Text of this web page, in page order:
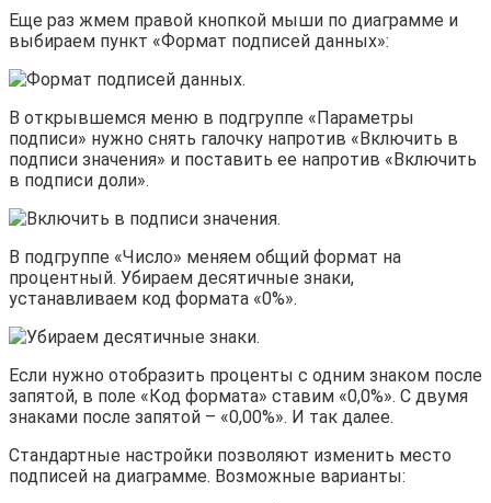
Еще раз жмем правой кнопкой мыши по диаграмме и
выбираем пункт «Формат подписей данных»:
В открывшемся меню в подгруппе «Параметры
подписи» нужно снять галочку напротив «Включить в
подписи значения» и поставить ее напротив «Включить
в подписи доли».
В подгруппе «Число» меняем общий формат на
процентный. Убираем десятичные знаки,
устанавливаем код формата «0%».
Если нужно отобразить проценты с одним знаком после
запятой, в поле «Код формата» ставим «0,0%». С двумя
знаками после запятой – «0,00%». И так далее.
Стандартные настройки позволяют изменить место
подписей на диаграмме. Возможные варианты: